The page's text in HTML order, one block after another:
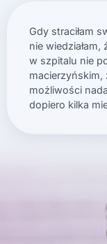
Gdy straciłam
nie
w szpitalu nie
macierzyńskim,
możliwości
dopiero kilka